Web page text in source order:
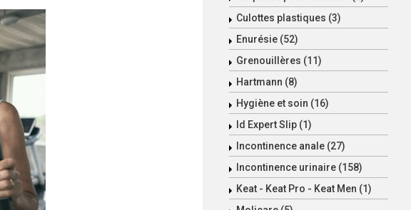
Culottes plastiques (3)
Enurésie (52)
Grenouillères (11)
Hartmann (8)
Hygiène et soin (16)
Id Expert Slip (1)
Incontinence anale (27)
Incontinence urinaire (158)
Keat - Keat Pro - Keat Men (1)